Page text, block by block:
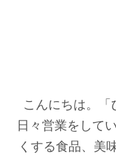
こんにちは。
日々営業をして
くする食品、美